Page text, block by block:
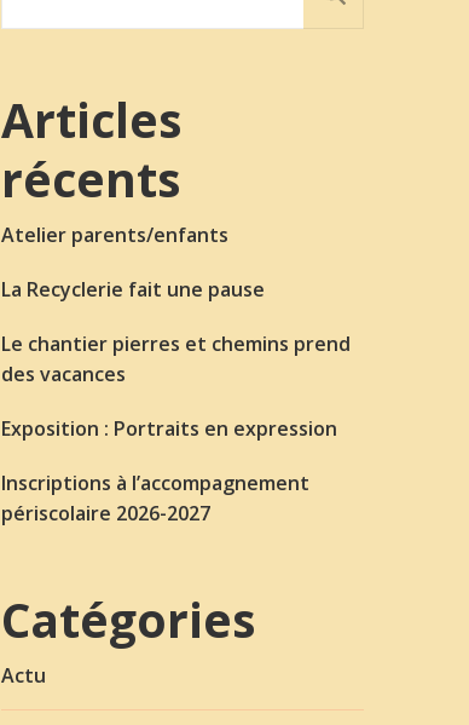
Articles
récents
Atelier parents/enfants
La Recyclerie fait une pause
Le chantier pierres et chemins prend
des vacances
Exposition : Portraits en expression
Inscriptions à l’accompagnement
périscolaire 2026-2027
Catégories
Actu